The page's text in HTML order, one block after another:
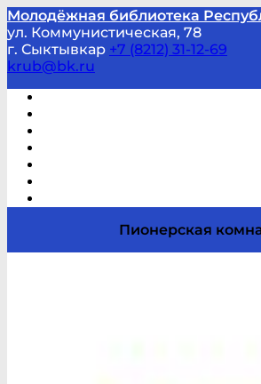
Молодёжная библиотека
ул. Коммунистическая, 78
г. Сыктывкар +7 (8212) 31-12-69
krub@bk.ru
Пионерская